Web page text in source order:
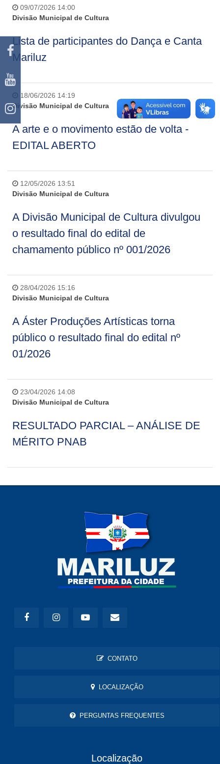
09/07/2026 14:00
Divisão Municipal de Cultura
Lista de participantes do Dança e Canta
Mariluz
18/06/2026 14:19
Divisão Municipal de Cultura
A arte e o movimento estão de volta -
EDITAL ABERTO
12/05/2026 13:51
Divisão Municipal de Cultura
A Divisão Municipal de Cultura divulgou
o resultado final do edital de
chamamento público nº 001/2026
28/04/2026 15:16
Divisão Municipal de Cultura
A Áster Produções Artísticas torna
público o resultado final do edital nº
01/2026
23/04/2026 14:08
Divisão Municipal de Cultura
RESULTADO PARCIAL – ANÁLISE DE
MÉRITO PNAB
CONTATO
LOCALIZAÇÃO
PERGUNTAS FREQUENTES
Localização